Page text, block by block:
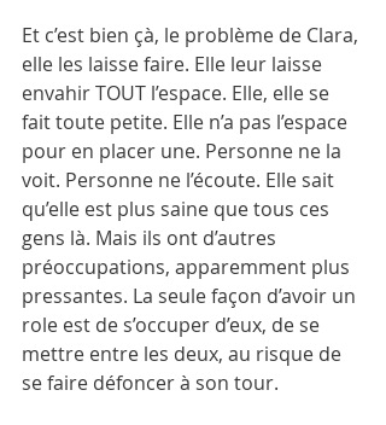
Et c’est bien çà, le problème de Clara,
elle les laisse faire. Elle leur laisse
envahir TOUT l’espace. Elle, elle se
fait toute petite. Elle n’a pas l’espace
pour en placer une. Personne ne la
voit. Personne ne l’écoute. Elle sait
qu’elle est plus saine que tous ces
gens là. Mais ils ont d’autres
préoccupations, apparemment plus
pressantes. La seule façon d’avoir un
role est de s’occuper d’eux, de se
mettre entre les deux, au risque de
se faire défoncer à son tour.